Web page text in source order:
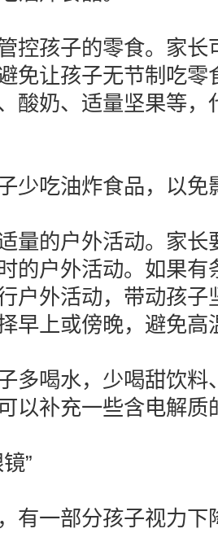
孩子的零食。家长
免让孩子无节制吃零
酸奶、适量坚果等，
吃油炸食品，以免
的户外活动。家长
的户外活动。如果有
户外活动，带动孩子
早上或傍晚，避免高
喝水，少喝甜饮料
以补充一些含电解质
”
一部分孩子视力下